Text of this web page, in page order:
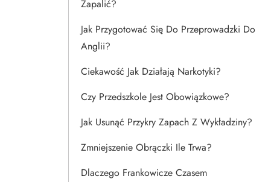
Zapalić?
Jak Przygotować Się Do Przeprowadzki Do
Anglii?
Ciekawość Jak Działają Narkotyki?
Czy Przedszkole Jest Obowiązkowe?
Jak Usunąć Przykry Zapach Z Wykładziny?
Zmniejszenie Obrączki Ile Trwa?
Dlaczego Frankowicze Czasem